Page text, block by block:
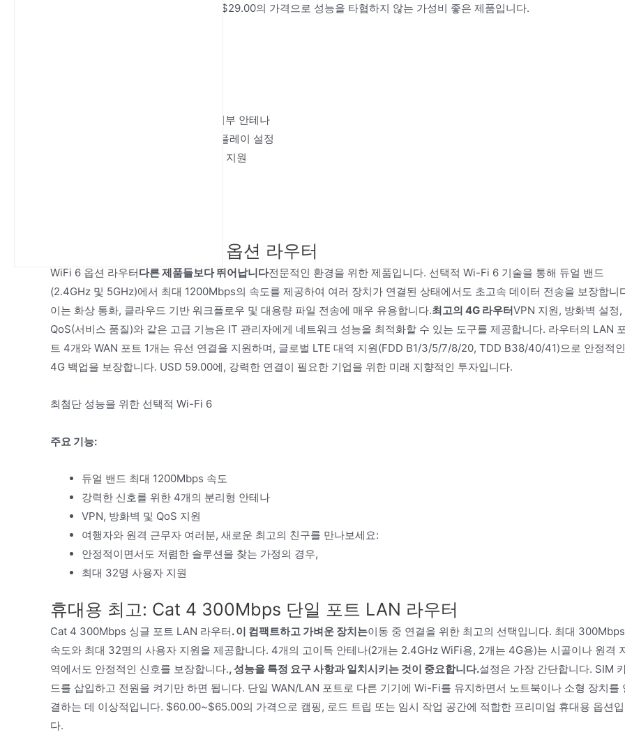
동 생활 공간에 적합합니다. $20.00~$29.00의 가격으로 성능을 타협하지 않는 가성비 좋은 제품입니다.
넓은 커버리지를 위한 4개의 외부 안테나
SIM 카드 슬롯으로 플러그 앤 플레이 설정
사용자 지정을 위한 OpenWRT 지원
사무실용 최고: WiFi 6 옵션 라우터
WiFi 6 옵션 라우터다른 제품들보다 뛰어납니다전문적인 환경을 위한 제품입니다. 선택적 Wi-Fi 6 기술을 통해 듀얼 밴드
(2.4GHz 및 5GHz)에서 최대 1200Mbps의 속도를 제공하여 여러 장치가 연결된 상태에서도 초고속 데이터 전송을 보장합니
이는 화상 통화, 클라우드 기반 워크플로우 및 대용량 파일 전송에 매우 유용합니다.최고의 4G 라우터VPN 지원, 방화벽 설정,
QoS(서비스 품질)와 같은 고급 기능은 IT 관리자에게 네트워크 성능을 최적화할 수 있는 도구를 제공합니다. 라우터의 LAN
트 4개와 WAN 포트 1개는 유선 연결을 지원하며, 글로벌 LTE 대역 지원(FDD B1/3/5/7/8/20, TDD B38/40/41)으로 안정적인
4G 백업을 보장합니다. USD 59.00에, 강력한 연결이 필요한 기업을 위한 미래 지향적인 투자입니다.
최첨단 성능을 위한 선택적 Wi-Fi 6
주요 기능:
듀얼 밴드 최대 1200Mbps 속도
강력한 신호를 위한 4개의 분리형 안테나
VPN, 방화벽 및 QoS 지원
여행자와 원격 근무자 여러분, 새로운 최고의 친구를 만나보세요:
안정적이면서도 저렴한 솔루션을 찾는 가정의 경우,
최대 32명 사용자 지원
휴대용 최고: Cat 4 300Mbps 단일 포트 LAN 라우터
Cat 4 300Mbps 싱글 포트 LAN 라우터. 이 컴팩트하고 가벼운 장치는이동 중 연결을 위한 최고의 선택입니다. 최대
속도와 최대 32명의 사용자 지원을 제공합니다. 4개의 고이득 안테나(2개는 2.4GHz WiFi용, 2개는 4G용)는 시골이나 원격
역에서도 안정적인 신호를 보장합니다., 성능을 특정 요구 사항과 일치시키는 것이 중요합니다.설정은 가장 간단합니다. SIM
드를 삽입하고 전원을 켜기만 하면 됩니다. 단일 WAN/LAN 포트로 다른 기기에 Wi-Fi를 유지하면서 노트북이나 소형 장치를
결하는 데 이상적입니다. $60.00~$65.00의 가격으로 캠핑, 로드 트립 또는 임시 작업 공간에 적합한 프리미엄 휴대용 옵션
다.